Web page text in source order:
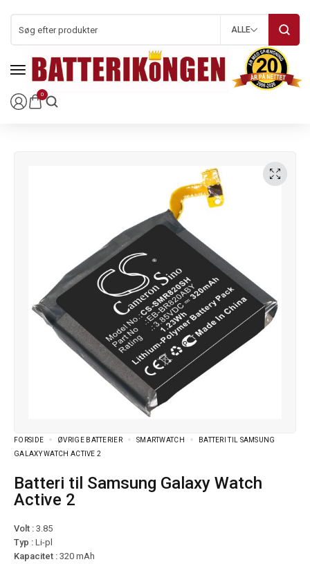
0
ALLE
FORSIDE ØVRIGE BATTERIER SMARTWATCH
BATTERI TIL SAMSUNG
GALAXY WATCH ACTIVE 2
Batteri til Samsung Galaxy Watch
Active 2
Volt : 3.85
Typ : Li-pl
Kapacitet : 320 mAh